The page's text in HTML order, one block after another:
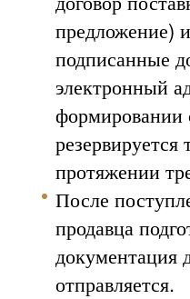
предложение)
подписанные
электронный
формировании
резервируется
протяжении
После
продавца
документация
отправляется.